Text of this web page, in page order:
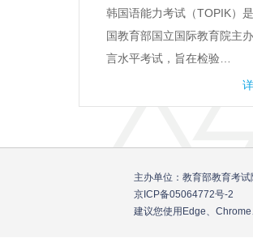
韩国语能力考试（TOPIK）
国教育部国立国际教育院主
言水平考试，旨在检验…
主办单位：教育部教育
京ICP备05064772号-2
建议您使用Edge、